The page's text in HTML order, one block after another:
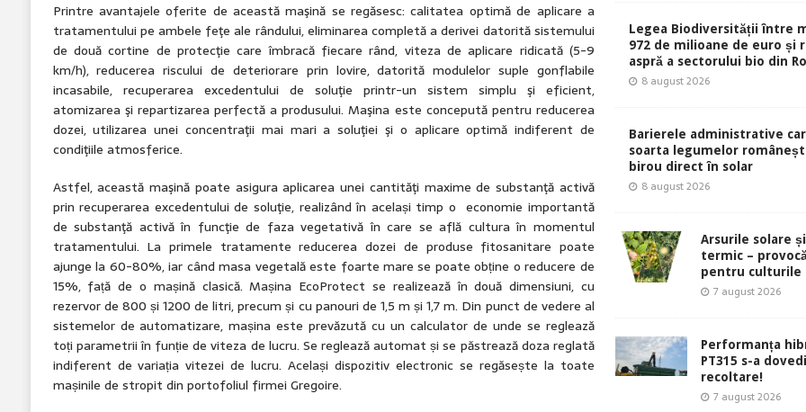
Printre avantajele oferite de această maşină se regăsesc: calitatea optimă de aplicare a
tratamentului pe ambele feţe ale rândului, eliminarea completă a derivei datorită sistemului
de două cortine de protecţie care îmbracă fiecare rând, viteza de aplicare ridicată (5-9
km/h), reducerea riscului de deteriorare prin lovire, datorită modulelor suple gonflabile
incasabile, recuperarea excedentului de soluţie printr-un sistem simplu şi eficient,
atomizarea şi repartizarea perfectă a produsului. Maşina este concepută pentru reducerea
dozei, utilizarea unei concentraţii mai mari a soluţiei şi o aplicare optimă indiferent de
condiţiile atmosferice.
Astfel, această maşină poate asigura aplicarea unei cantităţi maxime de substanţă activă
prin recuperarea excedentului de soluţie, realizând în același timp o economie importantă
de substanţă activă în funcţie de faza vegetativă în care se află cultura în momentul
tratamentului. La primele tratamente reducerea dozei de produse fitosanitare poate
ajunge la 60-80%, iar când masa vegetală este foarte mare se poate obține o reducere de
15%, față de o mașină clasică. Mașina EcoProtect se realizează în două dimensiuni, cu
rezervor de 800 și 1200 de litri, precum și cu panouri de 1,5 m și 1,7 m. Din punct de vedere al
sistemelor de automatizare, mașina este prevăzută cu un calculator de unde se reglează
toți parametrii în funție de viteza de lucru. Se reglează automat și se păstrează doza reglată
indiferent de variația vitezei de lucru. Același dispozitiv electronic se regăsește la toate
mașinile de stropit din portofoliul firmei Gregoire.
Legea Biodiversității între
972 de milioane de euro și
aspră a sectorului bio din
8 august 2026
Barierele administrative
soarta legumelor
birou direct în solar
8 august 2026
Arsurile solare
termic –
pentru culturile
7 august 2026
Performanța
PT315 s-a
recoltare!
7 august 2026